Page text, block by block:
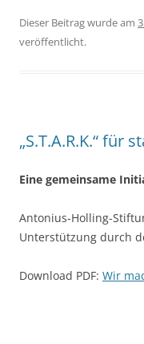
Dieser Beitrag wurde am
veröffentlicht.
„S.T.A.R.K.“ für
Eine gemeinsame
Antonius-Holling-
Unterstützung durch
Download PDF: Wir